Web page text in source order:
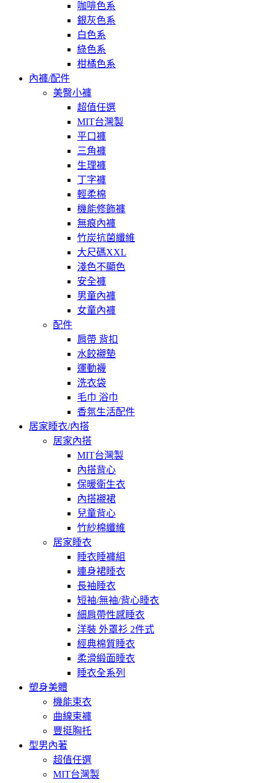
咖啡色系
銀灰色系
白色系
綠色系
柑橘色系
內褲/配件
美臀小褲
超值任選
MIT台灣製
平口褲
三角褲
生理褲
丁字褲
輕柔棉
機能修飾褲
無痕內褲
竹炭抗菌纖維
大尺碼XXL
淺色不顯色
安全褲
男童內褲
女童內褲
配件
肩帶 背扣
水餃襯墊
運動襪
洗衣袋
毛巾 浴巾
香氛生活配件
居家睡衣/內搭
居家內搭
MIT台灣製
內搭背心
保暖衛生衣
內搭襯裙
兒童背心
竹紗棉纖維
居家睡衣
睡衣睡褲組
連身裙睡衣
長袖睡衣
短袖/無袖/背心睡衣
細肩帶性感睡衣
洋裝 外罩衫 2件式
經典棉質睡衣
柔滑緞面睡衣
睡衣全系列
塑身美體
機能束衣
曲線束褲
豐挺胸托
型男內著
超值任選
MIT台灣製